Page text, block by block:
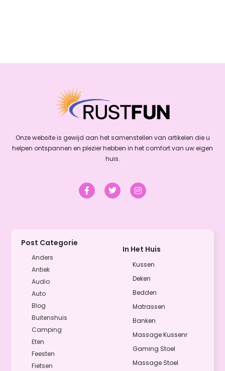
Onze website is gewijd aan het samenstellen van artikelen die u
helpen ontspannen en plezier hebben in het comfort van uw eigen
huis.
Post Categorie
Anders
Antiek
Audio
Auto
Blog
Buitenshuis
Camping
Eten
Feesten
Fietsen
In Het Huis
Kussen
Deken
Bedden
Matrassen
Banken
Massage Kussenr
Gaming Stoel
Massage Stoel